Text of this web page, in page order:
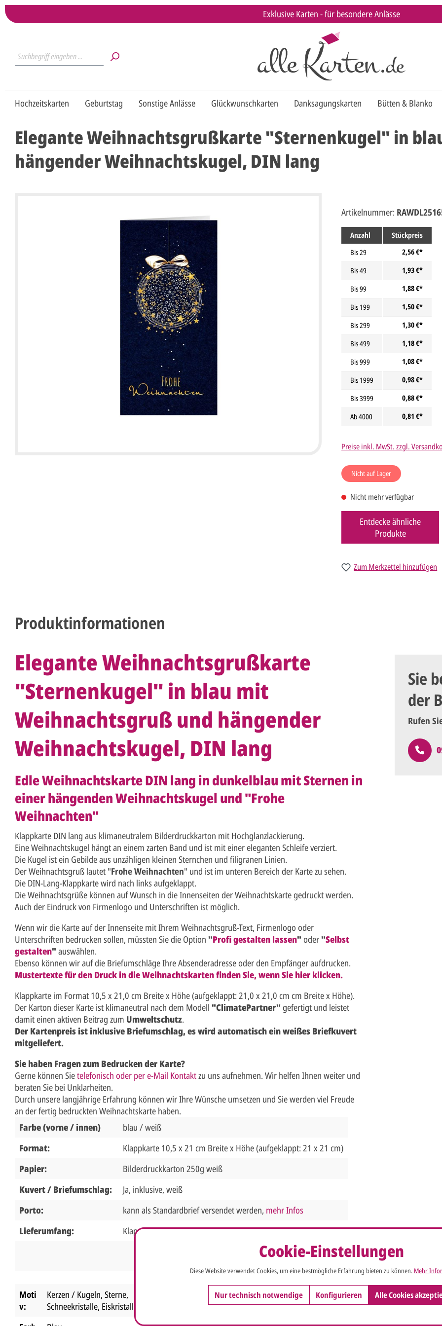
Exklusive Karten - für besondere Anlässe
Hochzeitskarten Geburtstag Sonstige Anlässe Glückwunschkarten Danksagungskarten Bütten & Blanko
Elegante Weihnachtsgrußkarte "Sternenkugel" in
hängender Weihnachtskugel, DIN lang
Anzahl
Stückpreis
Bis29
2,56 €*
Bis49
1,93 €*
Bis99
1,88 €*
Bis 199
1,50 €*
Bis299
1,30 €*
Bis499
1,18 €*
Bis999
1,08 €*
Bis 1999
0,98 €*
Bis3999
0,88 €*
Ab4000 0,81 €*
Preise inkl. MwSt. zzgl.
Nicht auf Lager
Nicht mehr verfügbar
Entdecke ähnliche
Produkte
Zum Merkzettel hinzufügen
Artikelnummer:
Produktinformationen
Elegante Weihnachtsgrußkarte
"Sternenkugel" in blau mit
Weihnachtsgruß und hängender
Weihnachtskugel, DIN lang
Edle Weihnachtskarte DIN lang in dunkelblau mit Sternen in
einer hängenden Weihnachtskugel und "Frohe
Weihnachten"
Klappkarte DIN lang aus klimaneutralem Bilderdruckkarton mit Hochglanzlackierung.
Eine Weihnachtskugel hängt an einem zarten Band und ist mit einer eleganten Schleife verziert.
Die Kugel ist ein Gebilde aus unzähligen kleinen Sternchen und filigranen Linien.
Der Weihnachtsgruß lautet "Frohe Weihnachten" und ist im unteren Bereich der Karte zu sehen.
Die DIN-Lang-Klappkarte wird nach links aufgeklappt.
Die Weihnachtsgrüße können auf Wunsch in die Innenseiten der Weihnachtskarte gedruckt werden.
Auch der Eindruck von Firmenlogo und Unterschriften ist möglich.
Wenn wir die Karte auf der Innenseite mit Ihrem Weihnachtsgruß-Text, Firmenlogo oder
Unterschriften bedrucken sollen, müssten Sie die Option "Profi gestalten lassen" oder"Selbst
gestalten" auswählen.
Ebenso können wir auf die Briefumschläge Ihre Absenderadresse oder den Empfänger aufdrucken.
Mustertexte für den Druck in die Weihnachtskarten finden Sie, wenn Sie hier klicken.
Klappkarte im Format 10,5 x 21,0 cm Breite x Höhe (aufgeklappt: 21,0 x 21,0 cm cm Breite x Höhe).
Der Karton dieser Karte ist klimaneutral nach dem Modell "ClimatePartner" gefertigt und leistet
damit einen aktiven Beitrag zum Umweltschutz.
Der Kartenpreis ist inklusive Briefumschlag, es wird automatisch ein weißes Briefkuvert
mitgeliefert.
Sie haben Fragen zum Bedrucken der Karte?
Gerne können Sietelefonisch oder per e-Mail Kontaktzu uns aufnehmen. Wir helfen Ihnen weiter und
beraten Sie bei Unklarheiten.
Durch unsere langjährige Erfahrung können wir Ihre Wünsche umsetzen und Sie werden viel Freude
an der fertig bedruckten Weihnachtskarte haben.
Farbe (vorne / innen)
blau / weiß
Format:
Klappkarte 10,5 x 21 cm Breite x Höhe (aufgeklappt: 21 x 21 cm)
Papier:
Bilderdruckkarton 250g weiß
Kuvert / Briefumschlag:
Ja, inklusive, weiß
Porto:
kann als Standardbrief versendet werden, mehr Infos
Lieferumfang:
Klappkarte, Briefumschlag
Moti
v:
Kerzen / Kugeln, Sterne,
Schneekristalle, Eiskristalle
Sie
der
Rufen
Cookie-Einstellungen
Diese Website verwendet Cookies, um eine bestmögliche Erfahrung bieten zu können. Mehr
Nur technisch notwendige Konfigurieren Alle Cookies